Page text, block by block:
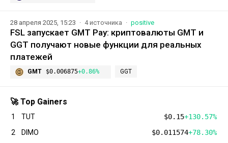
28 апреля 2025, 15:23 4 источника positive
FSL запускает GMT Pay: криптовалюты GMT и
GGT получают новые функции для реальных
платежей
GMT $0.006875+0.86% GGT
🚀 Top Gainers
1 TUT $0.15+130.57%
2
DIMO $0.011574+78.30%